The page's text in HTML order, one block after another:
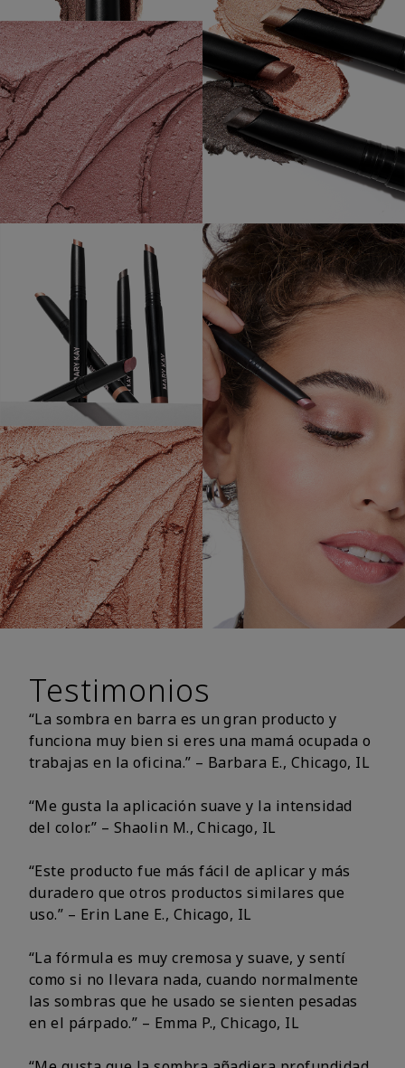
Testimonios
“La sombra en barra es un gran producto y
funciona muy bien si eres una mamá ocupada o
trabajas en la oficina.” – Barbara E., Chicago, IL
“Me gusta la aplicación suave y la intensidad
del color.” – Shaolin M., Chicago, IL
“Este producto fue más fácil de aplicar y más
duradero que otros productos similares que
uso.” – Erin Lane E., Chicago, IL
“La fórmula es muy cremosa y suave, y sentí
como si no llevara nada, cuando normalmente
las sombras que he usado se sienten pesadas
en el párpado.” – Emma P., Chicago, IL